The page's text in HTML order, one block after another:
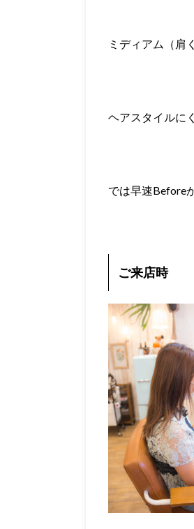
ミディアム（肩
ヘアスタイルに
では早速Before
ご来店時